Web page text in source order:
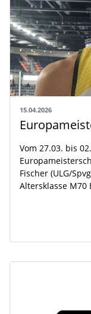
15.04.2026
Vom 27.03. bis
Fischer (ULG/
Altersklasse